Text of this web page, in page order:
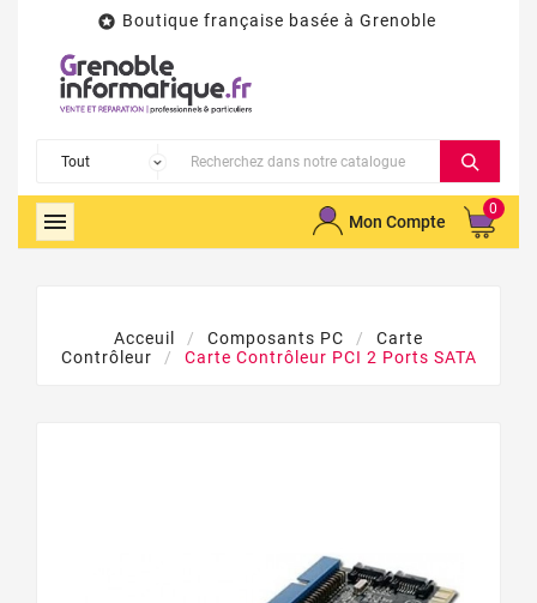
 Boutique française basée à Grenoble
 Mon Compte
0
Acceuil Composants PC
Carte
Contrôleur
Carte Contrôleur PCI 2 Ports SATA